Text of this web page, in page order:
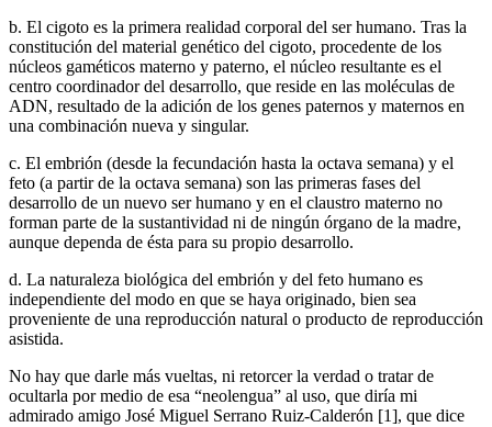
b. El cigoto es la primera realidad corporal del ser humano. Tras la
constitución del material genético del cigoto, procedente de los
núcleos gaméticos materno y paterno, el núcleo resultante es el
centro coordinador del desarrollo, que reside en las moléculas de
ADN, resultado de la adición de los genes paternos y maternos en
una combinación nueva y singular.
c. El embrión (desde la fecundación hasta la octava semana) y el
feto (a partir de la octava semana) son las primeras fases del
desarrollo de un nuevo ser humano y en el claustro materno no
forman parte de la sustantividad ni de ningún órgano de la madre,
aunque dependa de ésta para su propio desarrollo.
d. La naturaleza biológica del embrión y del feto humano es
independiente del modo en que se haya originado, bien sea
proveniente de una reproducción natural o producto de reproducción
asistida.
No hay que darle más vueltas, ni retorcer la verdad o tratar de
ocultarla por medio de esa “neolengua” al uso, que diría mi
admirado amigo José Miguel Serrano Ruiz-Calderón [1], que dice